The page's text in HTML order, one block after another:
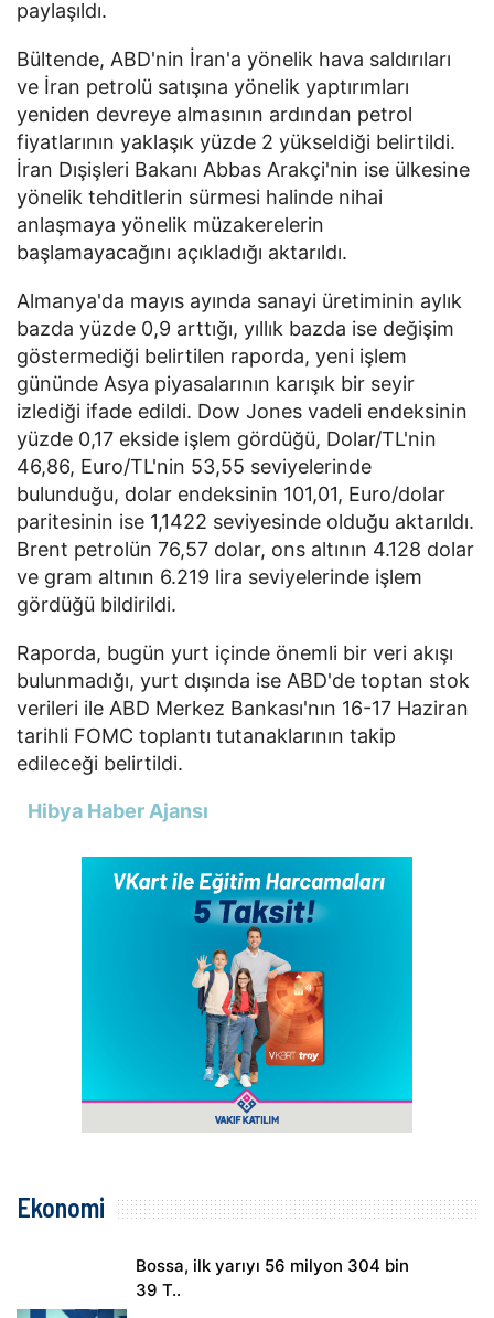
paylaşıldı.
Bültende, ABD'nin İran'a yönelik hava saldırıları
ve İran petrolü satışına yönelik yaptırımları
yeniden devreye almasının ardından petrol
fiyatlarının yaklaşık yüzde 2 yükseldiği belirtildi.
İran Dışişleri Bakanı Abbas Arakçi'nin ise ülkesine
yönelik tehditlerin sürmesi halinde nihai
anlaşmaya yönelik müzakerelerin
başlamayacağını açıkladığı aktarıldı.
Almanya'da mayıs ayında sanayi üretiminin aylık
bazda yüzde 0,9 arttığı, yıllık bazda ise değişim
göstermediği belirtilen raporda, yeni işlem
gününde Asya piyasalarının karışık bir seyir
izlediği ifade edildi. Dow Jones vadeli endeksinin
yüzde 0,17 ekside işlem gördüğü, Dolar/TL'nin
46,86, Euro/TL'nin 53,55 seviyelerinde
bulunduğu, dolar endeksinin 101,01, Euro/dolar
paritesinin ise 1,1422 seviyesinde olduğu aktarıldı.
Brent petrolün 76,57 dolar, ons altının 4.128 dolar
ve gram altının 6.219 lira seviyelerinde işlem
gördüğü bildirildi.
Raporda, bugün yurt içinde önemli bir veri akışı
bulunmadığı, yurt dışında ise ABD'de toptan stok
verileri ile ABD Merkez Bankası'nın 16-17 Haziran
tarihli FOMC toplantı tutanaklarının takip
edileceği belirtildi.
Hibya Haber Ajansı
Ekonomi
Bossa, ilk yarıyı 56 milyon 304 bin
39 T..